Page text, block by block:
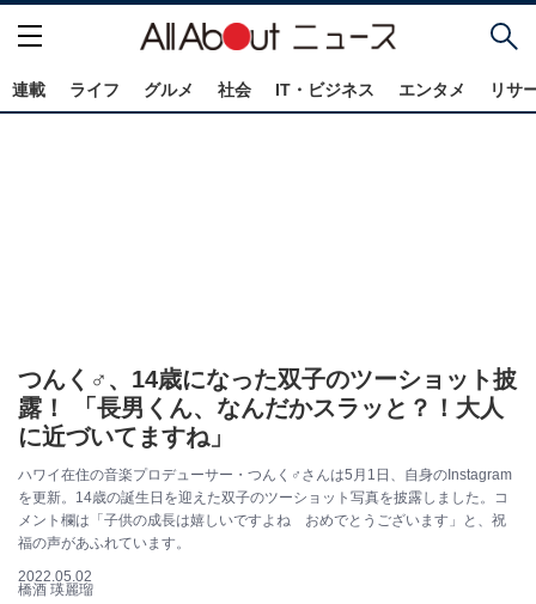
連載 ライフ グルメ 社会 IT・ビジネス エンタメ リサ
つんく♂、14歳になった双子のツーショット披
露！ 「長男くん、なんだかスラッと？！大人
に近づいてますね」
ハワイ在住の音楽プロデューサー・つんく♂さんは5月1日、自身のInstagram
を更新。14歳の誕生日を迎えた双子のツーショット写真を披露しました。コ
メント欄は「子供の成長は嬉しいですよね おめでとうございます」と、祝
福の声があふれています。
2022.05.02
橋酒 瑛麗瑠